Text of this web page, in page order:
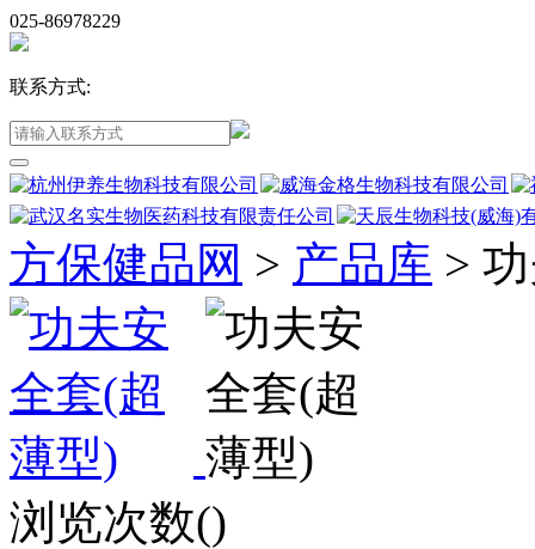
025-86978229
联系方式:
方保健品网 > 产品库 >
浏览次数()